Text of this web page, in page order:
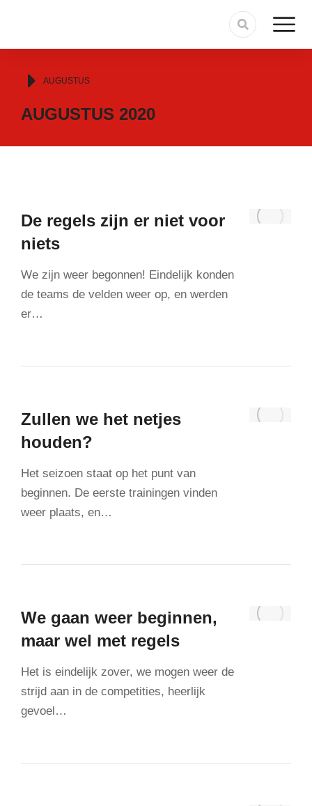
Je bent hier:
AUGUSTUS
AUGUSTUS 2020
De regels zijn er niet voor
niets
We zijn weer begonnen! Eindelijk konden
de teams de velden weer op, en werden
er…
Zullen we het netjes
houden?
Het seizoen staat op het punt van
beginnen. De eerste trainingen vinden
weer plaats, en…
We gaan weer beginnen,
maar wel met regels
Het is eindelijk zover, we mogen weer de
strijd aan in de competities, heerlijk
gevoel…